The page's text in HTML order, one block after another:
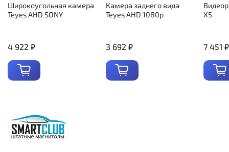
Широкоугольная камера
Teyes AHD SONY
4 922 ₽
Камера заднего вида
Teyes AHD 1080p
3 692 ₽
X5
7 451 ₽